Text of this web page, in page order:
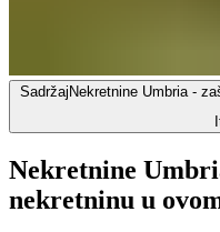
Sadržaj Nekretnine Umbria -
Nekretnine
nekretninu u